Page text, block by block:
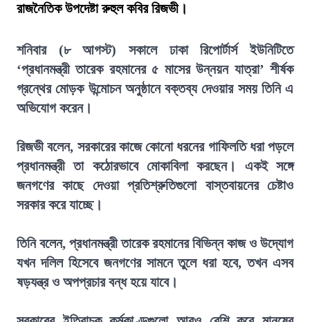
রাজনৈতিক উপদেষ্টা রুহুল কবির রিজভী।
শনিবার (৮ আগস্ট) সকালে ঢাকা রিপোর্টার্স ইউনিটিতে
‘প্রধানমন্ত্রী তারেক রহমানের ৫ মাসের উন্নয়ন যাত্রা’ শীর্ষক
গ্রন্থের মোড়ক উন্মোচন অনুষ্ঠানে বক্তব্য দেওয়ার সময় তিনি এ
অভিযোগ করেন।
রিজভী বলেন, সরকারের কাজে কোনো ধরনের গাফিলতি ধরা পড়লে
প্রধানমন্ত্রী তা কঠোরভাবে মোকাবিলা করছেন। একই সঙ্গে
জনগণের কাছে দেওয়া প্রতিশ্রুতিগুলো বাস্তবায়নের চেষ্টাও
সরকার করে যাচ্ছে।
তিনি বলেন, প্রধানমন্ত্রী তারেক রহমানের বিভিন্ন কাজ ও উদ্যোগ
যখন দলিল হিসেবে জনগণের সামনে তুলে ধরা হবে, তখন এসব
ষড়যন্ত্র ও অপপ্রচার বন্ধ হয়ে যাবে।